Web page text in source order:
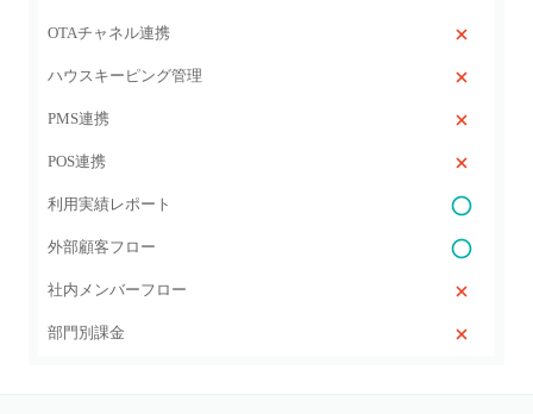
OTAチャネル連携
ハウスキーピング管理
PMS連携
POS連携
利用実績レポート
外部顧客フロー
社内メンバーフロー
部門別課金